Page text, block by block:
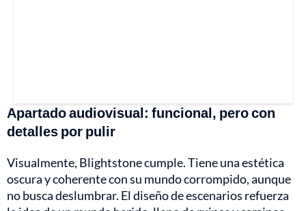
Apartado audiovisual: funcional, pero con
detalles por pulir
Visualmente, Blightstone cumple. Tiene una estética
oscura y coherente con su mundo corrompido, aunque
no busca deslumbrar. El diseño de escenarios refuerza